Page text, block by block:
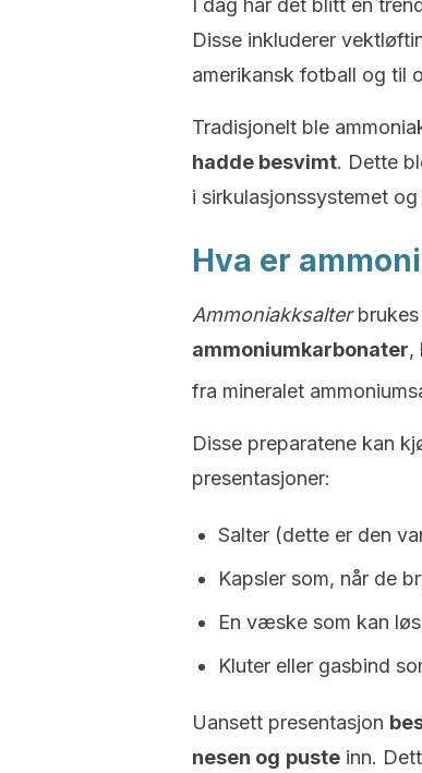
I dag har det blitt en
Disse inkluderer
amerikansk fotball og til
Tradisjonelt ble
hadde besvimt. Dette
i sirkulasjonssystemet
Hva er
Ammoniakksalterbrukes
ammoniumkarbonater,
fra mineralet
Disse preparatene kan
presentasjoner:
Salter (dette er den
Kapsler som, når de
En væske som kan
Kluter eller gasbind
Uansett presentasjon
nesen og puste inn.